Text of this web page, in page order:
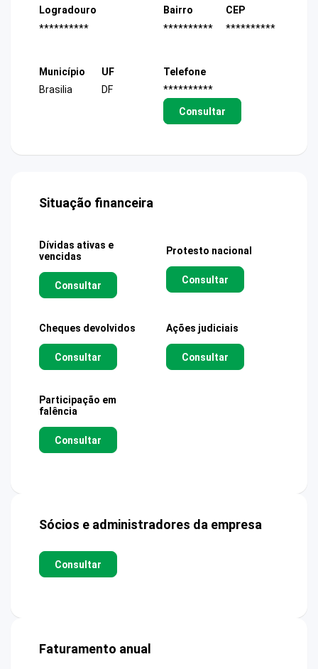
Logradouro
**********
Bairro
**********
CEP
**********
Município
Brasilia
UF
DF
Telefone
**********
Consultar
Situação financeira
Dívidas ativas e
vencidas
Consultar
Protesto nacional
Consultar
Cheques devolvidos
Consultar
Ações judiciais
Consultar
Participação em
falência
Consultar
Sócios e administradores da empresa
Consultar
Faturamento anual